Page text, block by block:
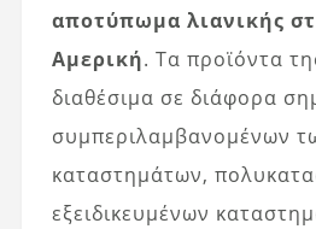
αποτύπωμα λιανικής
Αμερική. Τα προϊόντα
διαθέσιμα σε διάφορα
συμπεριλαμβανομένων
καταστημάτων,
εξειδικευμένων